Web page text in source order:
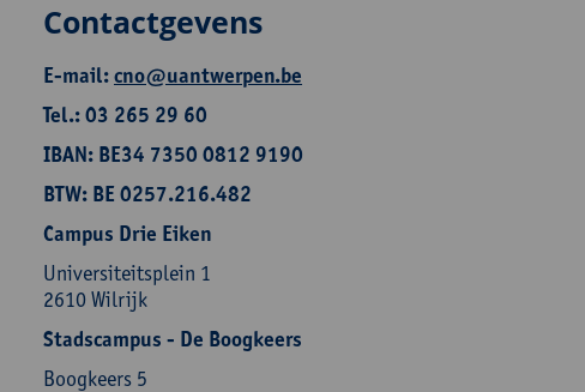
Contactgevens
E-mail:cno@uantwerpen.be
Tel.: 03 265 29 60
IBAN: BE34 7350 0812 9190
BTW: BE 0257.216.482
Campus Drie Eiken
Universiteitsplein 1
2610 Wilrijk
Stadscampus - De Boogkeers
Boogkeers 5